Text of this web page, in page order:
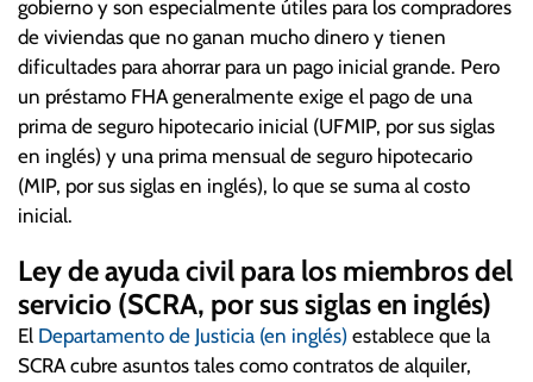
gobierno y son especialmente útiles para los compradores
de viviendas que no ganan mucho dinero y tienen
dificultades para ahorrar para un pago inicial grande. Pero
un préstamo FHA generalmente exige el pago de una
prima de seguro hipotecario inicial (UFMIP, por sus siglas
en inglés) y una prima mensual de seguro hipotecario
(MIP, por sus siglas en inglés), lo que se suma al costo
inicial.
Ley de ayuda civil para los miembros del
servicio (SCRA, por sus siglas en inglés)
El Departamento de Justicia (en inglés) establece que la
SCRA cubre asuntos tales como contratos de alquiler,